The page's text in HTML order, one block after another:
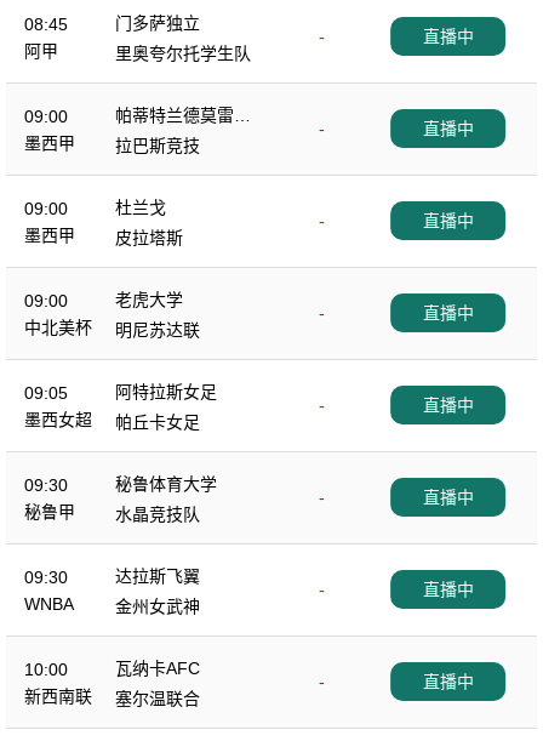
08:45
阿甲
门多萨独立
-
里奥夸尔托学生队
直播中
09:00
墨西甲
帕蒂特兰德莫雷洛
斯
-
拉巴斯竞技
直播中
09:00
墨西甲
杜兰戈
-
皮拉塔斯
直播中
09:00
中北美杯
老虎大学
-
明尼苏达联
直播中
09:05
墨西女超
阿特拉斯女足
-
帕丘卡女足
直播中
09:30
秘鲁甲
秘鲁体育大学
-
水晶竞技队
直播中
09:30
WNBA
达拉斯飞翼
-
金州女武神
直播中
10:00
新西南联
瓦纳卡AFC
-
塞尔温联合
直播中